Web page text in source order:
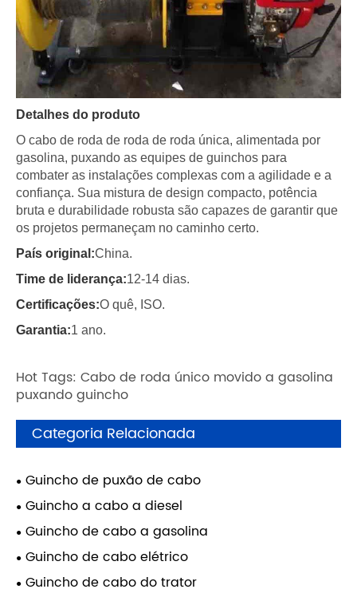
Detalhes do produto
O cabo de roda de roda de roda única, alimentada por
gasolina, puxando as equipes de guinchos para
combater as instalações complexas com a agilidade e a
confiança. Sua mistura de design compacto, potência
bruta e durabilidade robusta são capazes de garantir que
os projetos permaneçam no caminho certo.
País original:China.
Time de liderança:12-14 dias.
Certificações:O quê, ISO.
Garantia:1 ano.
Hot Tags: Cabo de roda único movido a gasolina
puxando guincho
Categoria Relacionada
Guincho de puxão de cabo
Guincho a cabo a diesel
Guincho de cabo a gasolina
Guincho de cabo elétrico
Guincho de cabo do trator